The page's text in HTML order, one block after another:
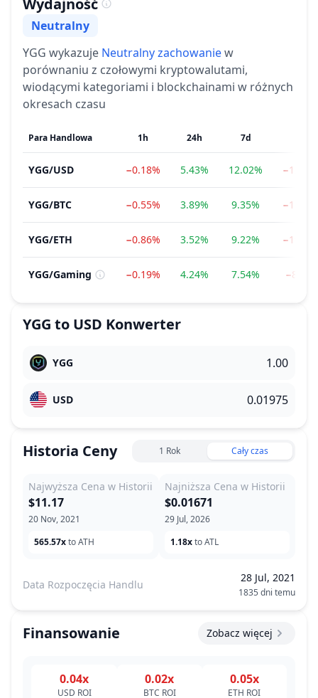
Wydajność
Nastroje
Neutralny
YGG wykazuje Neutralnyzachowaniew
porównaniu z czołowymi kryptowalutami,
wiodącymi kategoriami i blockchainami w różnych
okresach czasu
Para Handlowa 1h 24h 7d
YGG/USD −0.18% 5.43% 12.02%
YGG/BTC −0.55% 3.89% 9.35%
YGG/ETH −0.86% 3.52% 9.22%
YGG/Gaming −0.19% 4.24% 7.54%
YGG to USD Konwerter
YGG
USD
Historia Ceny 1 Rok Cały czas
Najwyższa Cena w Historii
20 Nov, 2021
$11.17
565.57xto ATH
Najniższa Cena w Historii
29 Jul, 2026
$0.01671
1.18xto ATL
Data Rozpoczęcia Handlu
28 Jul, 2021
1835 dni temu
Finansowanie Zobacz więcej
0.04x
USD ROI
0.02x
BTC ROI
0.05x
ETH ROI